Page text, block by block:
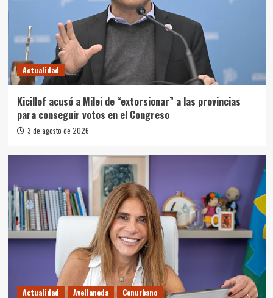
Actualidad
Kicillof acusó a Milei de “extorsionar” a las provincias
para conseguir votos en el Congreso
3 de agosto de 2026
Actualidad Avellaneda Conurbano